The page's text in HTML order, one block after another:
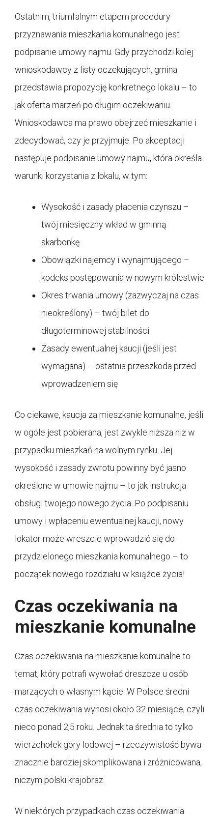
Ostatnim, triumfalnym etapem procedury
przyznawania mieszkania komunalnego jest
podpisanie umowy najmu. Gdy przychodzi kolej
wnioskodawcy z listy oczekujących, gmina
przedstawia propozycję konkretnego lokalu – to
jak oferta marzeń po długim oczekiwaniu.
Wnioskodawca ma prawo obejrzeć mieszkanie i
zdecydować, czy je przyjmuje. Po akceptacji
następuje podpisanie umowy najmu, która określa
warunki korzystania z lokalu, w tym:
Wysokość i zasady płacenia czynszu –
twój miesięczny wkład w gminną
skarbonkę
Obowiązki najemcy i wynajmującego –
kodeks postępowania w nowym królestwie
Okres trwania umowy (zazwyczaj na czas
nieokreślony) – twój bilet do
długoterminowej stabilności
Zasady ewentualnej kaucji (jeśli jest
wymagana) – ostatnia przeszkoda przed
wprowadzeniem się
Co ciekawe, kaucja za mieszkanie komunalne, jeśli
w ogóle jest pobierana, jest zwykle niższa niż w
przypadku mieszkań na wolnym rynku. Jej
wysokość i zasady zwrotu powinny być jasno
określone w umowie najmu – to jak instrukcja
obsługi twojego nowego życia. Po podpisaniu
umowy i wpłaceniu ewentualnej kaucji, nowy
lokator może wreszcie wprowadzić się do
przydzielonego mieszkania komunalnego – to
początek nowego rozdziału w książce życia!
Czas oczekiwania na
mieszkanie komunalne
Czas oczekiwania na mieszkanie komunalne to
temat, który potrafi wywołać dreszcze u osób
marzących o własnym kącie. W Polsce średni
czas oczekiwania wynosi około 32 miesiące, czyli
nieco ponad 2,5 roku. Jednak ta średnia to tylko
wierzchołek góry lodowej – rzeczywistość bywa
znacznie bardziej skomplikowana i zróżnicowana,
niczym polski krajobraz.
W niektórych przypadkach czas oczekiwania